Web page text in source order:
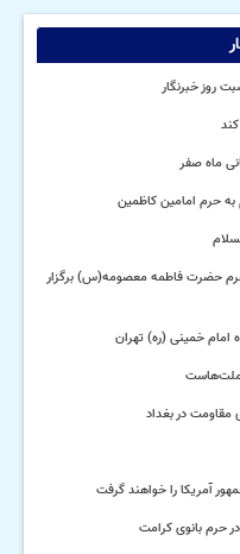
روز خبرنگار
ماه صفر
حرم امامین کاظمین
حضرت فاطمه معصومه(س) برگزار
امام خمینی (ره) تهران
در بغداد
آمریکا را خواهند گرفت
حرم بانوی کرامت